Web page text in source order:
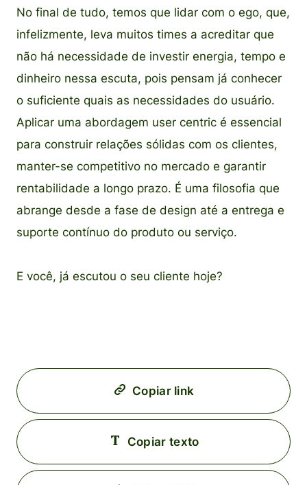
No final de tudo, temos que lidar com o ego, que,
infelizmente, leva muitos times a acreditar que
não há necessidade de investir energia, tempo e
dinheiro nessa escuta, pois pensam já conhecer
o suficiente quais as necessidades do usuário.
Aplicar uma abordagem user centric é essencial
para construir relações sólidas com os clientes,
manter-se competitivo no mercado e garantir
rentabilidade a longo prazo. É uma filosofia que
abrange desde a fase de design até a entrega e
suporte contínuo do produto ou serviço.
E você, já escutou o seu cliente hoje?
Copiar link
Copiar texto